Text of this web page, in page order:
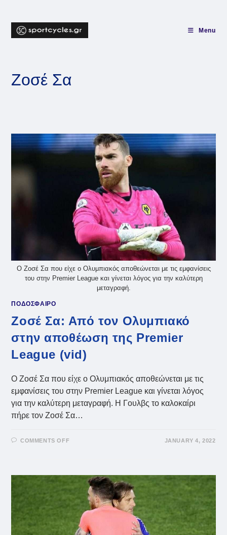
content
Menu
Ζοσέ Σα
Ο Ζοσέ Σα που είχε ο Ολυμπιακός αποθεώνεται με τις εμφανίσεις
του στην Premier League και γίνεται λόγος για την καλύτερη
μεταγραφή.
ΠΟΔΟΣΦΑΙΡΟ
Ζοσέ Σα: Από τον Ολυμπιακό
στην αποθέωση της Premier
League (vid)
Ο Ζοσέ Σα που είχε ο Ολυμπιακός αποθεώνεται με τις
εμφανίσεις του στην Premier League και γίνεται λόγος
για την καλύτερη μεταγραφή. Η Γουλβς το καλοκαίρι
πήρε τον Ζοσέ Σα…
COMMENTS OFF
ΟΛΥΜΠΙΑΚΌ
ΣΤΗΝ
ΑΠΟΘΈΩΣΗ
ΤΗΣ
PREMIER
LEAGUE
(VID)
JANUARY 4, 2022